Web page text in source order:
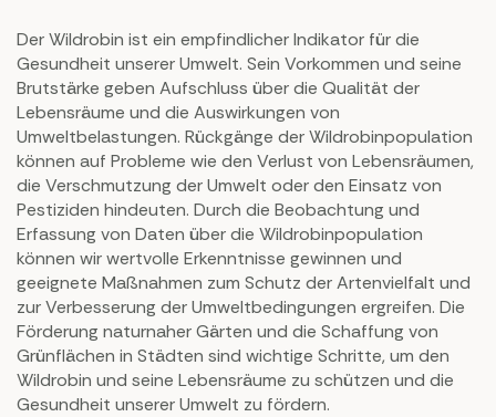
Der Wildrobin ist ein empfindlicher Indikator für die
Gesundheit unserer Umwelt. Sein Vorkommen und seine
Brutstärke geben Aufschluss über die Qualität der
Lebensräume und die Auswirkungen von
Umweltbelastungen. Rückgänge der Wildrobinpopulation
können auf Probleme wie den Verlust von Lebensräumen,
die Verschmutzung der Umwelt oder den Einsatz von
Pestiziden hindeuten. Durch die Beobachtung und
Erfassung von Daten über die Wildrobinpopulation
können wir wertvolle Erkenntnisse gewinnen und
geeignete Maßnahmen zum Schutz der Artenvielfalt und
zur Verbesserung der Umweltbedingungen ergreifen. Die
Förderung naturnaher Gärten und die Schaffung von
Grünflächen in Städten sind wichtige Schritte, um den
Wildrobin und seine Lebensräume zu schützen und die
Gesundheit unserer Umwelt zu fördern.